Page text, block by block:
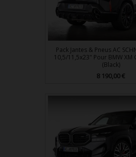
Pack Jantes & Pneus AC
10,5/11,5x23" Pour BMW XM
(Black)
Prix
8 190,00 €